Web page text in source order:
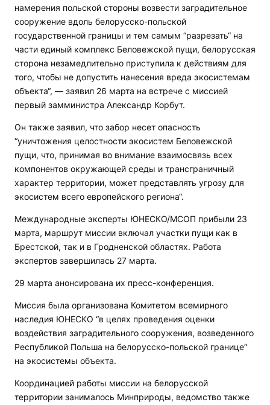
намерения польской стороны возвести заградительное
сооружение вдоль белорусско-польской
государственной границы и тем самым “разрезать“ на
части единый комплекс Беловежской пущи, белорусская
сторона незамедлительно приступила к действиям для
того, чтобы не допустить нанесения вреда экосистемам
объекта“, — заявил 26 марта на встрече с миссией
первый замминистра Александр Корбут.
Он также заявил, что забор несет опасность
“уничтожения целостности экосистем Беловежской
пущи, что, принимая во внимание взаимосвязь всех
компонентов окружающей среды и трансграничный
характер территории, может представлять угрозу для
экосистем всего европейского региона“.
Международные эксперты ЮНЕСКО/МСОП прибыли 23
марта, маршрут миссии включал участки пущи как в
Брестской, так и в Гродненской областях. Работа
экспертов завершилась 27 марта.
29 марта анонсирована их пресс-конференция.
Миссия была организована Комитетом всемирного
наследия ЮНЕСКО “в целях проведения оценки
воздействия заградительного сооружения, возведенного
Республикой Польша на белорусско-польской границе“
на экосистемы объекта.
Координацией работы миссии на белорусской
территории занималось Минприроды, ведомство также